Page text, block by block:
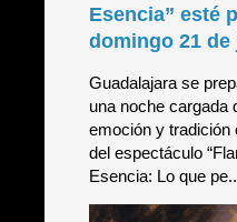
Esencia” esté
domingo 21 de
Guadalajara se
una noche cargada
emoción y tradición
del espectáculo
Esencia: Lo que